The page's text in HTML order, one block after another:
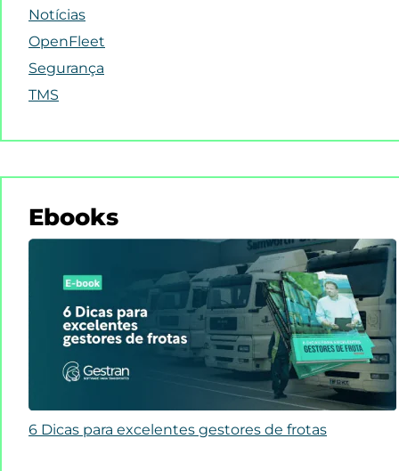
Notícias
OpenFleet
Segurança
TMS
Ebooks
6 Dicas para excelentes gestores de frotas